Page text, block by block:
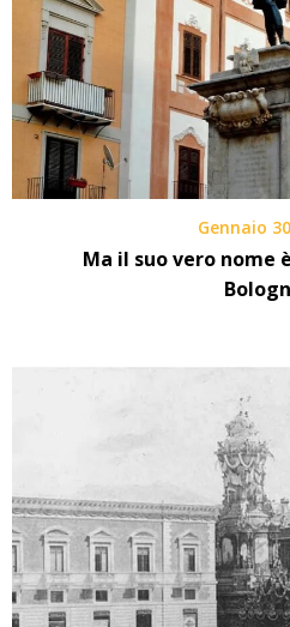
Gennaio
Ma il suo vero nome